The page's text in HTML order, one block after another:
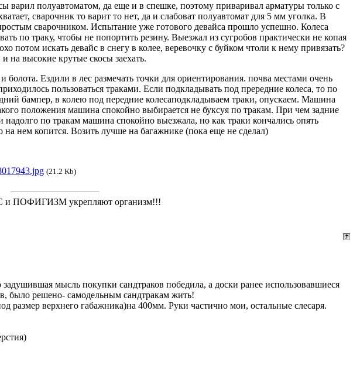
варил полуавтоматом, да еще и в спешке, поэтому приваривал арматуры только с
сварочник то варит то нет, да и слабоват полуавтомат для 5 мм уголка. В
сварочником. Испытание уже готового девайса прошло успешно. Колеса
по траку, чтобы не попортить резину. Выезжал из сугробов практически не копая
потом искать девайс в снегу в колее, веревочку с буйком чтоли к нему привязать?
на высокие крутые скосы заехать.
болота. Ездили в лес размечать точки для ориентирования. почва местами очень
пользоваться траками. Если подкладывать под прередние колеса, то по
бампер, в колею под передние колесаподкладываем траки, опускаем. Машина
положения машина спокойно выбирается не буксуя по тракам. При чем задние
по тракам машина спокойно выезжала, но как траки кончались опять
на нем копится. Возить лучше на багажнике (пока еще не сделал)
(21.2 Kb)
и ПОФИГИЗМ укрепляют организм!!!
мысль покупки сандтраков победила, а доски ранее использовавшиеся
было решено- самодельным сандтракам жить!
размер верхнего габажника)на 400мм. Руки частично мои, остальные слесаря.